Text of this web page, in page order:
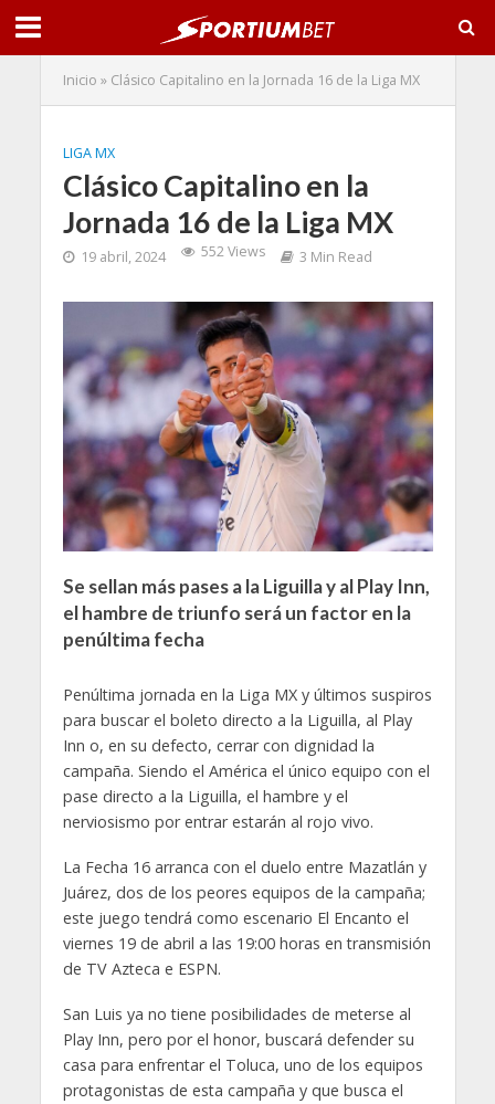
Inicio » Clásico Capitalino en la Jornada 16 de la Liga MX
LIGA MX
Clásico Capitalino en la
Jornada 16 de la Liga MX
19 abril, 2024 552 Views 3 Min Read
Se sellan más pases a la Liguilla y al Play Inn,
el hambre de triunfo será un factor en la
penúltima fecha
Penúltima jornada en la Liga MX y últimos suspiros
para buscar el boleto directo a la Liguilla, al Play
Inn o, en su defecto, cerrar con dignidad la
campaña. Siendo el América el único equipo con el
pase directo a la Liguilla, el hambre y el
nerviosismo por entrar estarán al rojo vivo.
La Fecha 16 arranca con el duelo entre Mazatlán y
Juárez, dos de los peores equipos de la campaña;
este juego tendrá como escenario El Encanto el
viernes 19 de abril a las 19:00 horas en transmisión
de TV Azteca e ESPN.
San Luis ya no tiene posibilidades de meterse al
Play Inn, pero por el honor, buscará defender su
casa para enfrentar el Toluca, uno de los equipos
protagonistas de esta campaña y que busca el